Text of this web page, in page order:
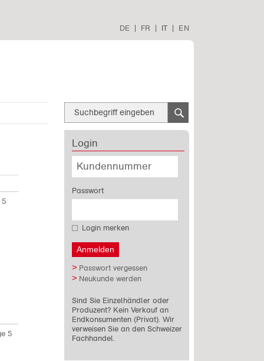
DE FR IT EN
Login
Passwort
Login merken
Passwort vergessen
Neukunde werden
Sind Sie Einzelhändler oder
Produzent? Kein Verkauf an
Endkonsumenten (Privat). Wir
verweisen Sie an den Schweizer
Fachhandel.
5
5